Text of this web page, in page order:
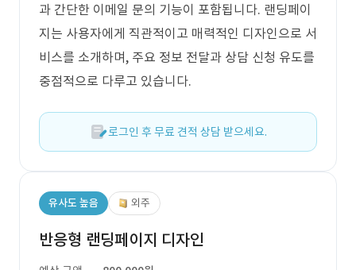
과 간단한 이메일 문의 기능이 포함됩니다. 랜딩페이
지는 사용자에게 직관적이고 매력적인 디자인으로 서
비스를 소개하며, 주요 정보 전달과 상담 신청 유도를
중점적으로 다루고 있습니다.
로그인 후 무료 견적 상담 받으세요.
유사도 높음 외주
반응형 랜딩페이지 디자인